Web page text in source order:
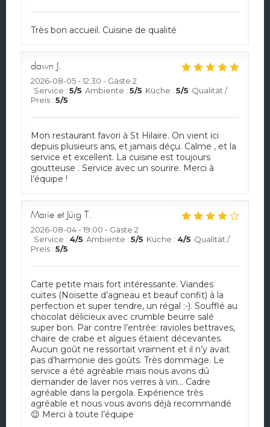
Très bon accueil. Cuisine de qualité
dawn
2026-08-05- 12:30 - Gäste 2
Service : 5/5 Ambiente : 5/5 Küche : 5/5 Qualität /
Preis : 5/5
Mon restaurant favori à St Hilaire. On vient ici
depuis plusieurs ans, et jamais déçu. Calme , et la
service et excellent. La cuisine est toujours
goutteuse . Service avec un sourire. Merci à
l’équipe !
Marie et Jürg
2026-08-04- 19:00 - Gäste 2
Service : 4/5 Ambiente : 5/5 Küche : 4/5 Qualität /
Preis : 5/5
Carte petite mais fort intéressante. Viandes
cuites (Noisette d’agneau et beauf confit) à la
perfection et super tendre, un régal :-). Soufflé au
chocolat délicieux avec crumble beurre salé
super bon. Par contre l’entrée: ravioles bettraves,
chaire de crabe et algues étaient décevantes.
Aucun goût ne ressortait vraiment et il n’y avait
pas d’harmonie des goûts. Très dommage. Le
service a été agréable mais nous avons dû
demander de laver nos verres à vin… Cadre
agréable dans la pergola. Expérience très
agréable et nous vous avons déjà recommandé
😉 Merci à toute l’équipe